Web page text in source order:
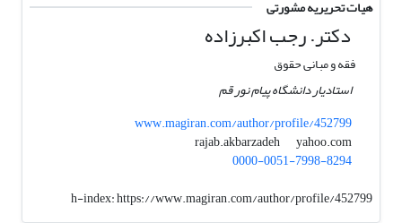
هیات تحریریه مشورتی
دکتر. رجب اکبرزاده
فقه و مبانی حقوق
استادیار دانشگاه پیام نور قم
www.magiran.com/author/profile/452799
rajab.akbarzadeh
yahoo.com
0000-0051-7998-8294
h-index:https://www.magiran.com/author/profile/452799